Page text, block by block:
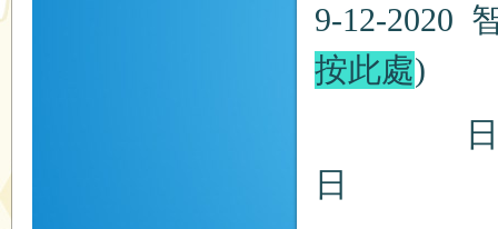
9-12-2020
按此處)
日期：
日